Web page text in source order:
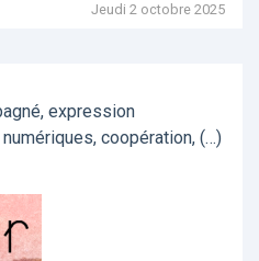
Jeudi 2 octobre 2025
expression
coopération, (…)